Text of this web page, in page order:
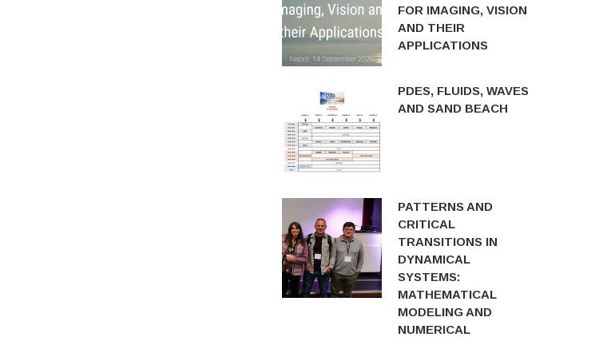
FOR IMAGING, VISION
AND THEIR
APPLICATIONS
PDES, FLUIDS, WAVES
AND SAND BEACH
PATTERNS AND
CRITICAL
TRANSITIONS IN
DYNAMICAL
SYSTEMS:
MATHEMATICAL
MODELING AND
NUMERICAL